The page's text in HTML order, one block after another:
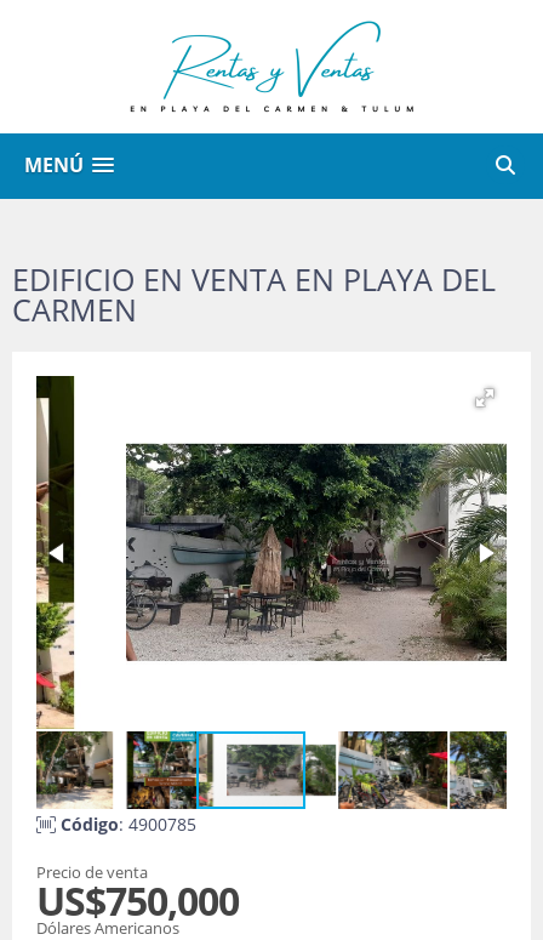
MENÚ
EDIFICIO EN VENTA EN PLAYA DEL
CARMEN
Código: 4900785
Precio de venta
US$750,000
Dólares Americanos